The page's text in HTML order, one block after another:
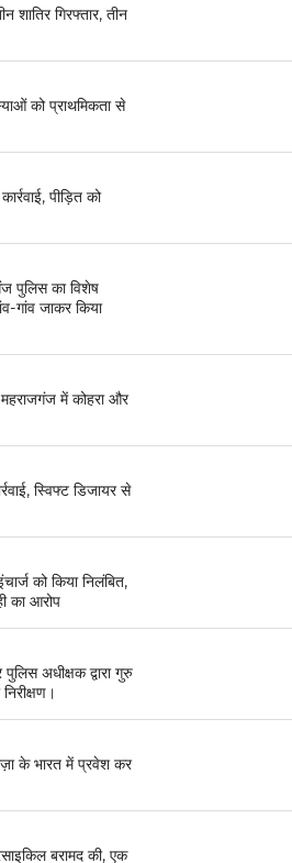
डालने या शेयर करने पर कड़ी कार्रवाई